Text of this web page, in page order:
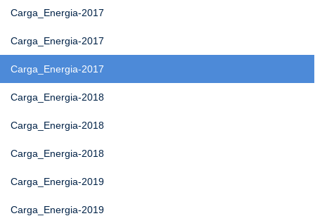
Carga_Energia-2017
Carga_Energia-2017
Carga_Energia-2017
Carga_Energia-2018
Carga_Energia-2018
Carga_Energia-2018
Carga_Energia-2019
Carga_Energia-2019